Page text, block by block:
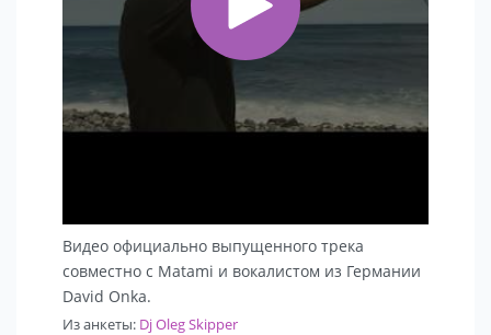
Видео официально выпущенного трека
совместно с Matami и вокалистом из Германии
David Onka.
Из анкеты: Dj Oleg Skipper